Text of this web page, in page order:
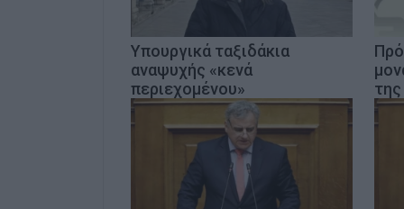
Υπουργικά ταξιδάκια
αναψυχής «κενά
περιεχομένου»